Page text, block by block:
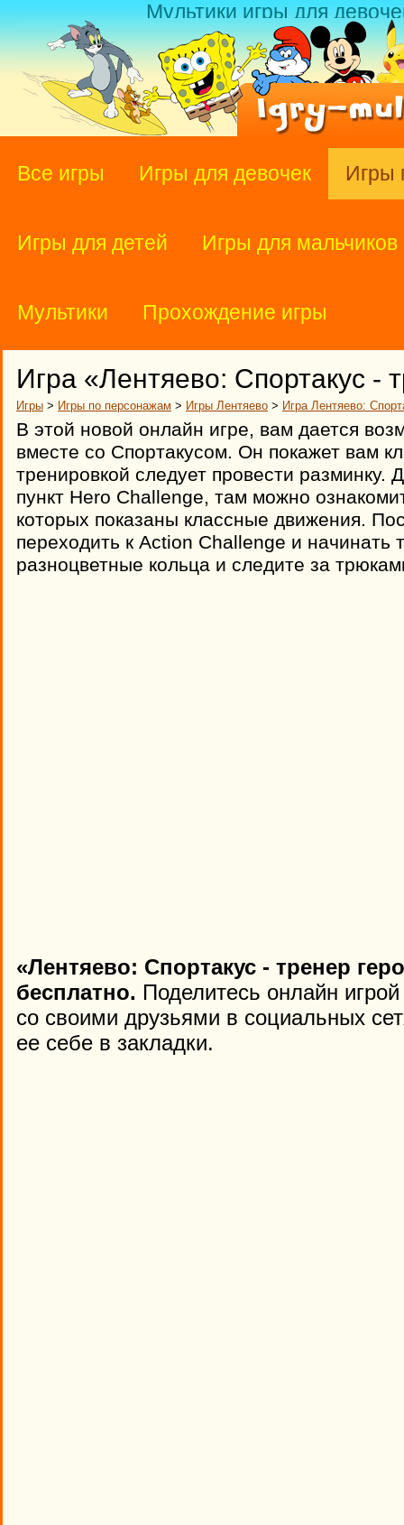
Мультики игры для
Все игры Игры для девочек Игры
Игры для детей Игры для мальчиков
Мультики Прохождение игры
Игра «Лентяево: Спортакус -
Игры > Игры по персонажам > Игры Лентяево > Игра Лентяево:
В этой новой онлайн игре, вам дается
вместе со Спортакусом. Он покажет вам
тренировкой следует провести разминку.
пункт Hero Challenge, там можно
которых показаны классные движения.
переходить к Action Challenge и начинать
разноцветные кольца и следите за
«Лентяево: Спортакус - тренер
бесплатно. Поделитесь онлайн
со своими друзьями в социальных
ее себе в закладки.